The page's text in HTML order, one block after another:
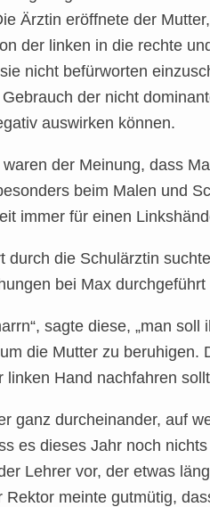
Ärztin eröffnete der
der linken in die rechte
nicht befürworten
der nicht
auswirken können.
der Meinung, dass
beim Malen und
immer für einen
durch die Schulärztin
bei Max
sagte diese, „man
die Mutter zu
linken Hand nachfahren
ganz durcheinander, auf
es dieses Jahr noch
Lehrer vor, der etwas
Rektor meinte gutmütig,